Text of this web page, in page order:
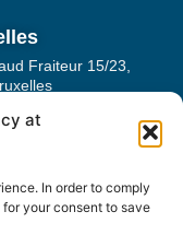
at
In order to comply
your consent to save
Fraiteur 15/23,